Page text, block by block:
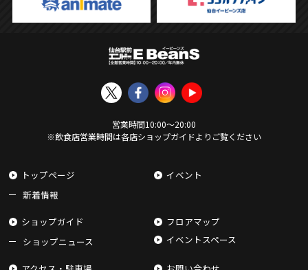
営業時間10:00〜20:00
※飲食店営業時間は各店ショップガイドよりご覧ください
トップページ
新着情報
イベント
ショップガイド
ショップニュース
フロアマップ
イベントスペース